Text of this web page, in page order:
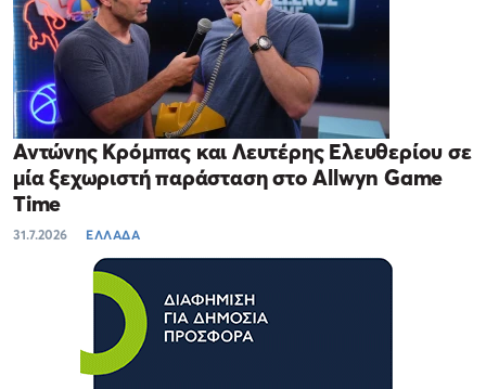
Αντώνης Κρόμπας και Λευτέρης Ελευθερίου σε
μία ξεχωριστή παράσταση στο Allwyn Game
Time
31.7.2026 ΕΛΛΑΔΑ